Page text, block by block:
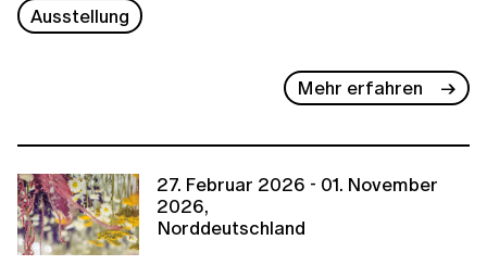
Ausstellung
Mehr erfahren
27. Februar 2026 - 01. November
2026,
Norddeutschland